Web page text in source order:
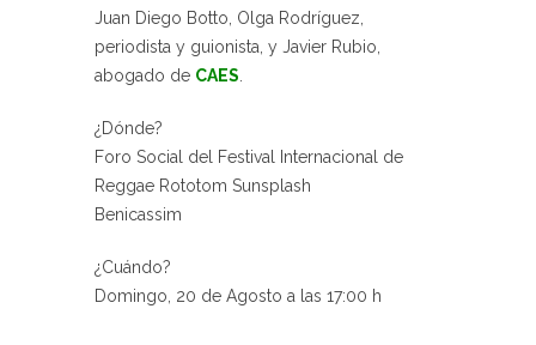
Juan Diego Botto, Olga Rodríguez,
periodista y guionista, y Javier Rubio,
abogado de CAES
¿Dónde?
Foro Social del Festival Internacional de
Reggae Rototom Sunsplash
Benicassim
¿Cuándo?
Domingo, 20 de Agosto a las 17:00 h